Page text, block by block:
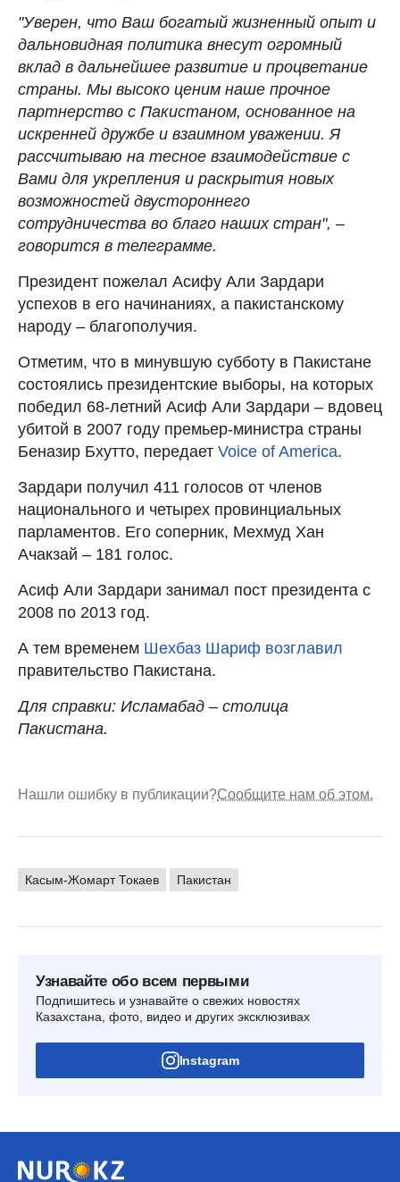
"Уверен, что Ваш богатый жизненный опыт и
дальновидная политика внесут огромный
вклад в дальнейшее развитие и процветание
страны. Мы высоко ценим наше прочное
партнерство с Пакистаном, основанное на
искренней дружбе и взаимном уважении. Я
рассчитываю на тесное взаимодействие с
Вами для укрепления и раскрытия новых
возможностей двустороннего
сотрудничества во благо наших стран", –
говорится в телеграмме.
Президент пожелал Асифу Али Зардари
успехов в его начинаниях, а пакистанскому
народу – благополучия.
Отметим, что в минувшую субботу в Пакистане
состоялись президентские выборы, на которых
победил 68-летний Асиф Али Зардари – вдовец
убитой в 2007 году премьер-министра страны
Беназир Бхутто, передает Voice of America.
Зардари получил 411 голосов от членов
национального и четырех провинциальных
парламентов. Его соперник, Мехмуд Хан
Ачакзай – 181 голос.
Асиф Али Зардари занимал пост президента с
2008 по 2013 год.
А тем временем Шехбаз Шариф возглавил
правительство Пакистана.
Для справки: Исламабад – столица
Пакистана.
Нашли ошибку в публикации?Сообщите нам об этом.
Касым-Жомарт Токаев Пакистан
Узнавайте обо всем первыми
Подпишитесь и узнавайте о свежих новостях
Казахстана, фото, видео и других эксклюзивах
Instagram